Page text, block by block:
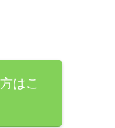
はこ